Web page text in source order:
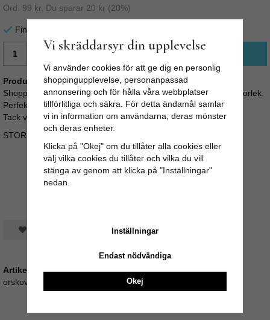
Ord. 99 kr . Du sparar 20 kr (20%)
Finns i lager för omgående leverans
LÄGG I VARUKORG
Produktbeskrivning:
Shoppingkasse i 100% bomull. Snygg shoppingpåse i smidig storlek.
Perfekt som extra väska, på stranden eller när du ska handla.
Tack vare nätet blir påsen stretchig och blir väldigt rymlig.
STORLEK: B: 30cm H: 75cm
Spara som favorit
Artikelnummer:
orskov35_530214
Vi skräddarsyr din upplevelse
Vi använder cookies för att ge dig en personlig
shoppingupplevelse, personanpassad
annonsering och för hålla våra webbplatser
tillförlitliga och säkra. För detta ändamål samlar
vi in information om användarna, deras mönster
och deras enheter.
Klicka på "Okej" om du tillåter alla cookies eller
välj vilka cookies du tillåter och vilka du vill
stänga av genom att klicka på "Inställningar"
nedan.
Inställningar
Endast nödvändiga
Okej